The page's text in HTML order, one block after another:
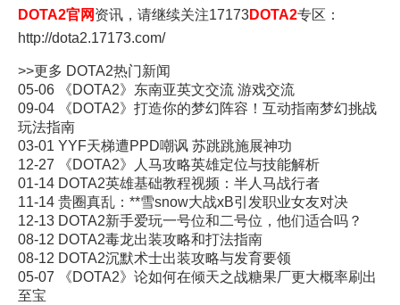
DOTA2官网资讯，请继续关注17173DOTA2专区：
http://dota2.17173.com/
>>更多 DOTA2热门新闻
05-06
《DOTA2》东南亚英文交流 游戏交流
09-04
《DOTA2》打造你的梦幻阵容！互动指南梦幻挑战
玩法指南
03-01 YYF天梯遭PPD嘲讽 苏跳跳施展神功
12-27
《DOTA2》人马攻略英雄定位与技能解析
01-14 DOTA2英雄基础教程视频：半人马战行者
11-14 贵圈真乱：**雪snow大战xB引发职业女友对决
12-13 DOTA2新手爱玩一号位和二号位，他们适合吗？
08-12 DOTA2毒龙出装攻略和打法指南
08-12 DOTA2沉默术士出装攻略与发育要领
05-07
《DOTA2》论如何在倾天之战糖果厂更大概率刷出
至宝